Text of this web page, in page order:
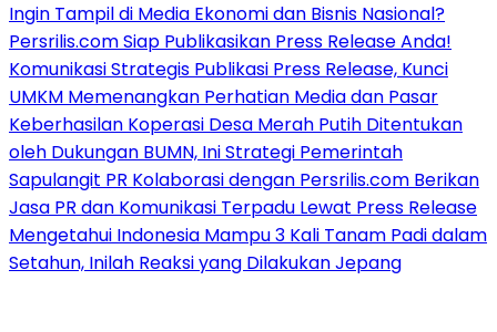
Ingin Tampil di Media Ekonomi dan Bisnis Nasional?
Persrilis.com Siap Publikasikan Press Release Anda!
Komunikasi Strategis Publikasi Press Release, Kunci
UMKM Memenangkan Perhatian Media dan Pasar
Keberhasilan Koperasi Desa Merah Putih Ditentukan
oleh Dukungan BUMN, Ini Strategi Pemerintah
Sapulangit PR Kolaborasi dengan Persrilis.com Berikan
Jasa PR dan Komunikasi Terpadu Lewat Press Release
Mengetahui Indonesia Mampu 3 Kali Tanam Padi dalam
Setahun, Inilah Reaksi yang Dilakukan Jepang